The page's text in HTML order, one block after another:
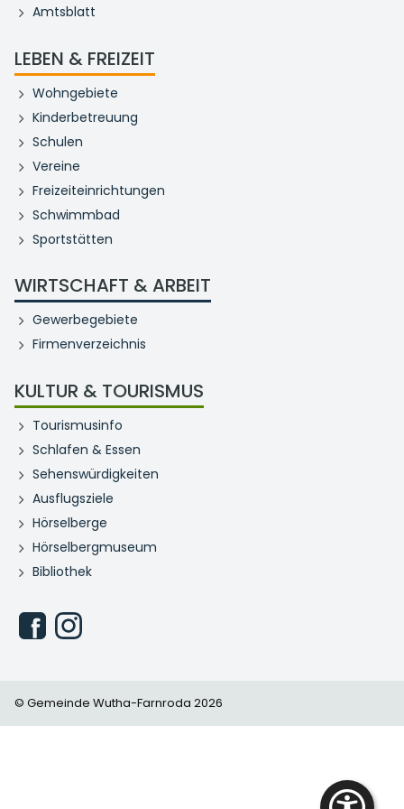
Amtsblatt
LEBEN & FREIZEIT
Wohngebiete
Kinderbetreuung
Schulen
Vereine
Freizeiteinrichtungen
Schwimmbad
Sportstätten
WIRTSCHAFT & ARBEIT
Gewerbegebiete
Firmenverzeichnis
KULTUR & TOURISMUS
Tourismusinfo
Schlafen & Essen
Sehenswürdigkeiten
Ausflugsziele
Hörselberge
Hörselbergmuseum
Bibliothek
© Gemeinde Wutha-Farnroda 2026